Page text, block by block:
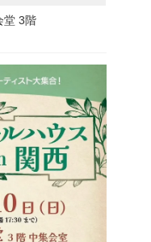
ィア」
堂 3階